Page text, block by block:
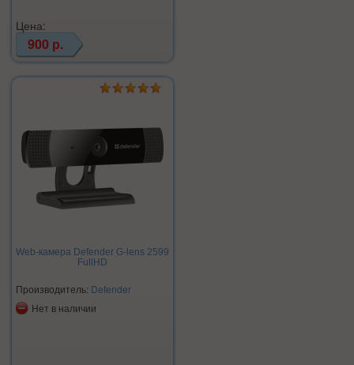
Цена:
900 р.
Web-камера Defender G-lens 2599
FullHD
Производитель: Defender
Нет в наличии